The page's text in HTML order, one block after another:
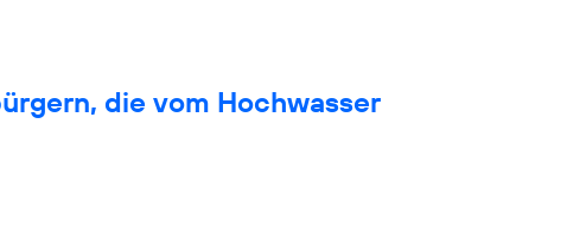
die vom Hochwasser